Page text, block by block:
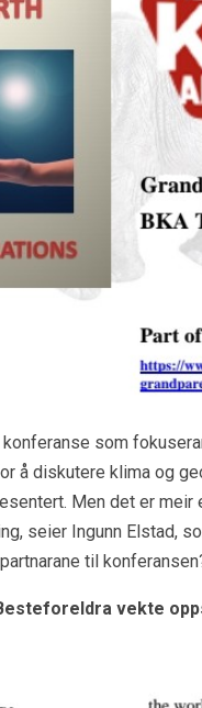
som
å diskutere klima og
Men det er
seier Ingunn Elstad,
til
vekte